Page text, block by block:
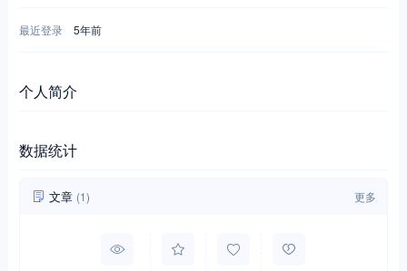
最近登录 5年前
个人简介
数据统计
文章 (1) 更多